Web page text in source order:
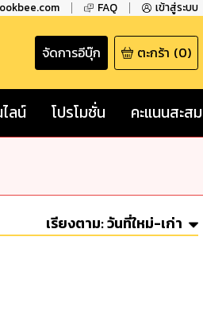
FAQ เข้าสู่ระบบ
จัดการอีบุ๊ก ตะกร้า (0)
ลน์ โปรโมชั่น คะแนนสะสม
เรียงตาม:วันที่ใหม่-เก่า